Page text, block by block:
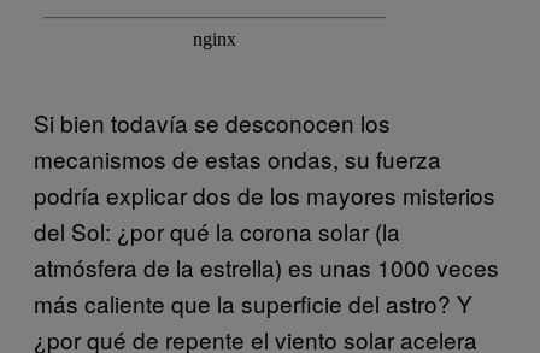
Si bien todavía se desconocen los
mecanismos de estas ondas, su fuerza
podría explicar dos de los mayores misterios
del Sol: ¿por qué la corona solar (la
atmósfera de la estrella) es unas 1000 veces
más caliente que la superficie del astro? Y
¿por qué de repente el viento solar acelera